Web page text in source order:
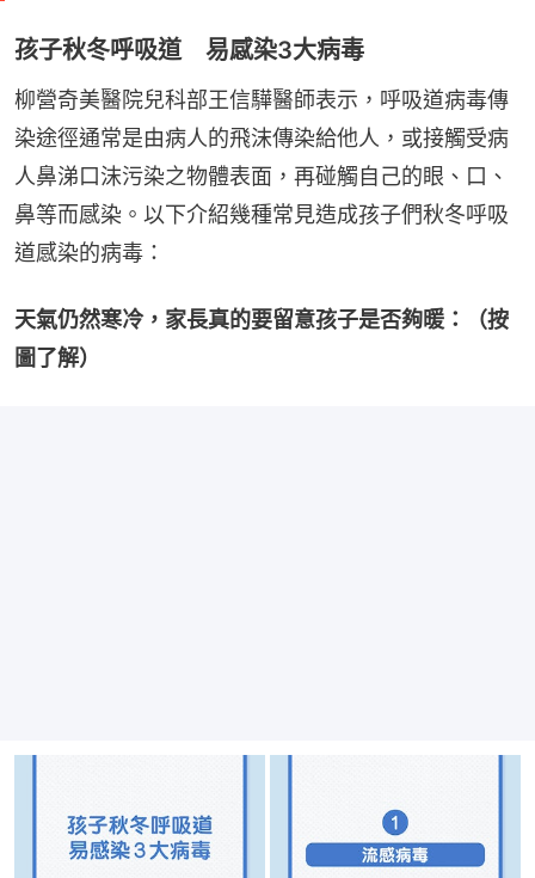
孩子秋冬呼吸道 易感染3大病毒
柳營奇美醫院兒科部王信驊醫師表示，呼吸道病毒傳
染途徑通常是由病人的飛沫傳染給他人，或接觸受病
人鼻涕口沫污染之物體表面，再碰觸自己的眼、口、
鼻等而感染。以下介紹幾種常見造成孩子們秋冬呼吸
道感染的病毒：
天氣仍然寒冷，家長真的要留意孩子是否夠暖：（按
圖了解）